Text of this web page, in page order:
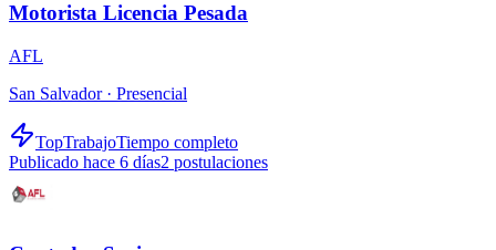
Motorista Licencia Pesada
AFL
San Salvador · Presencial
TopTrabajoTiempo completo
Publicado hace 6 días2 postulaciones